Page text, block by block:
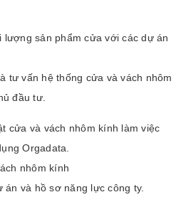
lượng sản phẩm cửa với các dự án
tư vấn hệ thống cửa và vách nhôm
đầu tư.
cửa và vách nhôm kính làm việc
Orgadata.
nhôm kính
và hồ sơ năng lực công ty.